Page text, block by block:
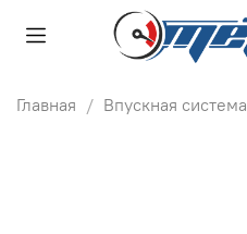
Главная Впускная система